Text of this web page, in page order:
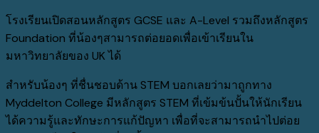
โรงเรียนเปิดสอนหลักสูตร GCSE และ A-Level รวมถึงหลักสูตร
Foundation ที่น้องๆสามารถต่อยอดเพื่อเข้าเรียนใน
มหาวิทยาลัยของ UK ได้
สำหรับน้องๆ ที่ชื่นชอบด้าน STEM บอกเลยว่ามาถูกทาง
Myddelton College มีหลักสูตร STEM ที่เข้มข้นปั้นให้นักเรียน
ได้ความรู้และทักษะการแก้ปัญหา เพื่อที่จะสามารถนำไปต่อย